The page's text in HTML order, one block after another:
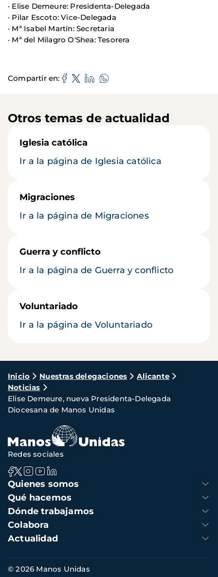
· Elise Demeure: Presidenta-Delegada
· Pilar Escoto: Vice-Delegada
· Mª Isabel Martín: Secretaria
· Mª del Milagro O'Shea: Tesorera
Compartir en
Otros temas de actualidad
Iglesia católica
Ir a la página de Iglesia católica
Migraciones
Ir a la página de Migraciones
Guerra y conflicto
Ir a la página de Guerra y conflicto
Voluntariado
Ir a la página de Voluntariado
Ruta
de
navegación
Inicio Nuestras delegaciones
Alicante
Noticias
Elise Demeure, nueva Presidenta-Delegada
Diocesana de Manos Unidas
Navegación
principal
Quienes somos
Qué hacemos
Dónde trabajamos
Colabora
Actualidad
Redes sociales
Información
© 2026 Manos Unidas